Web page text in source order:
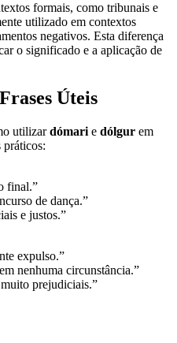
formais, como tribunais e
utilizado em contextos
negativos. Esta diferença
o significado e a aplicação de
Úteis
utilizardómari e dólgur em
práticos:
final.”
de dança.”
e justos.”
expulso.”
nenhuma circunstância.”
prejudiciais.”